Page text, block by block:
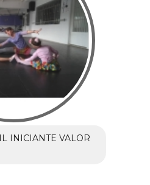
INICIANTE VALOR